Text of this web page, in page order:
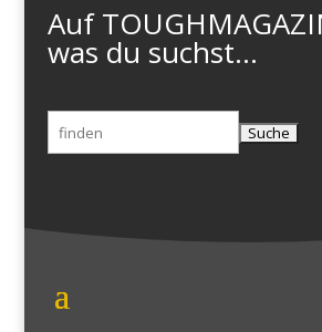
Auf
was du suchst...
Suchen
nach: